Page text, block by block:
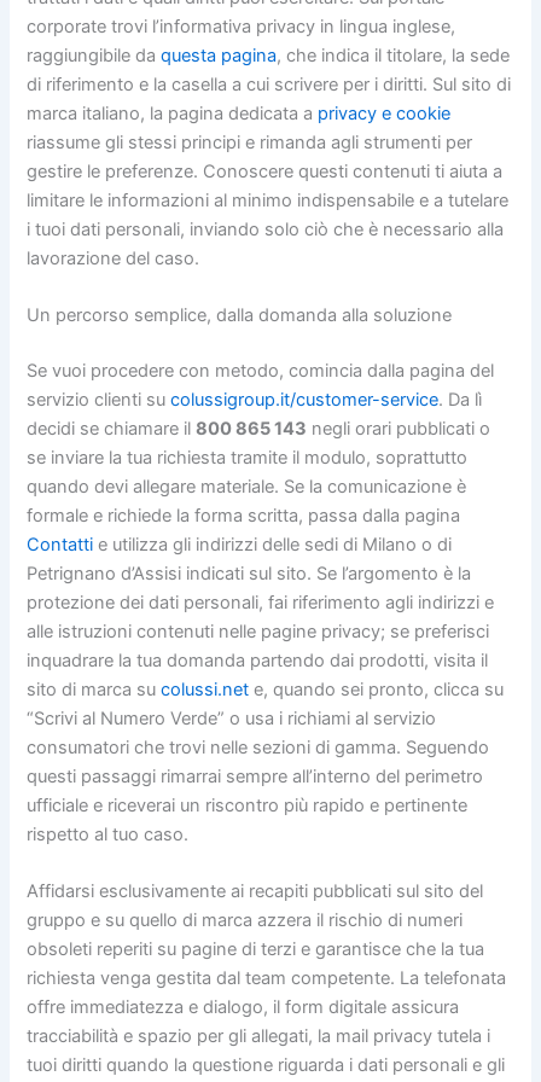
corporate trovi l’informativa privacy in lingua inglese,
raggiungibile daquesta pagina, che indica il titolare, la sede
di riferimento e la casella a cui scrivere per i diritti. Sul sito di
marca italiano, la pagina dedicata a privacy e cookie
riassume gli stessi principi e rimanda agli strumenti per
gestire le preferenze. Conoscere questi contenuti ti aiuta a
limitare le informazioni al minimo indispensabile e a tutelare
i tuoi dati personali, inviando solo ciò che è necessario alla
lavorazione del caso.
Un percorso semplice, dalla domanda alla soluzione
Se vuoi procedere con metodo, comincia dalla pagina del
servizio clienti sucolussigroup.it/customer-service. Da lì
decidi se chiamare il800 865 143 negli orari pubblicati o
se inviare la tua richiesta tramite il modulo, soprattutto
quando devi allegare materiale. Se la comunicazione è
formale e richiede la forma scritta, passa dalla pagina
Contatti e utilizza gli indirizzi delle sedi di Milano o di
Petrignano d’Assisi indicati sul sito. Se l’argomento è la
protezione dei dati personali, fai riferimento agli indirizzi e
alle istruzioni contenuti nelle pagine privacy; se preferisci
inquadrare la tua domanda partendo dai prodotti, visita il
sito di marca sucolussi.net e, quando sei pronto, clicca su
“Scrivi al Numero Verde” o usa i richiami al servizio
consumatori che trovi nelle sezioni di gamma. Seguendo
questi passaggi rimarrai sempre all’interno del perimetro
ufficiale e riceverai un riscontro più rapido e pertinente
rispetto al tuo caso.
Affidarsi esclusivamente ai recapiti pubblicati sul sito del
gruppo e su quello di marca azzera il rischio di numeri
obsoleti reperiti su pagine di terzi e garantisce che la tua
richiesta venga gestita dal team competente. La telefonata
offre immediatezza e dialogo, il form digitale assicura
tracciabilità e spazio per gli allegati, la mail privacy tutela i
tuoi diritti quando la questione riguarda i dati personali e gli